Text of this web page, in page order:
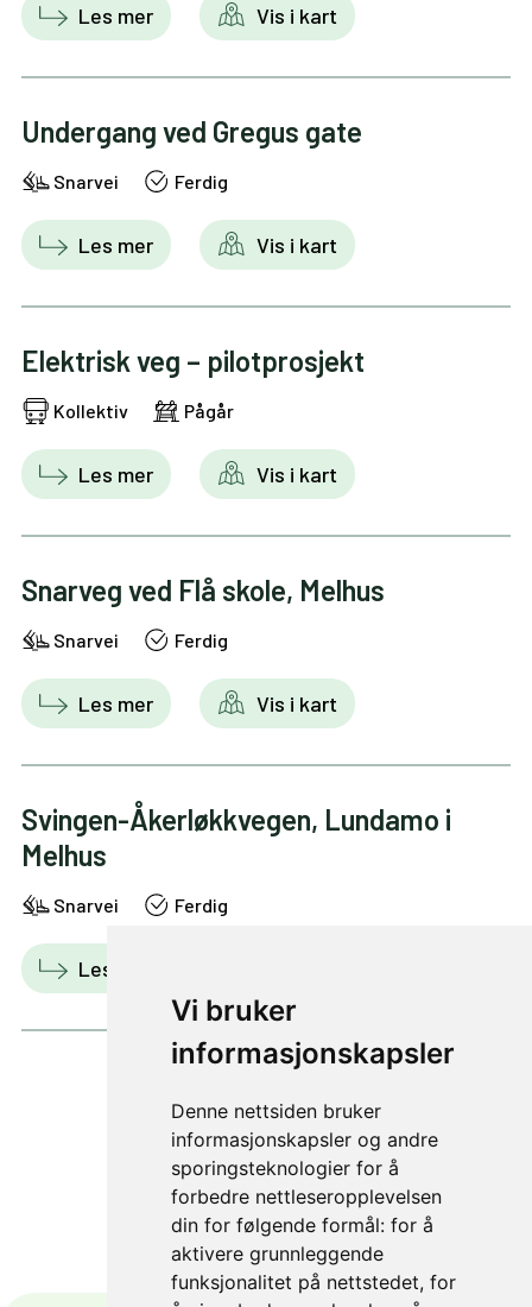
Vi bruker
informasjonskapsler
Denne nettsiden bruker
informasjonskapsler og andre
sporingsteknologier for å
forbedre nettleseropplevelsen
din for følgende formål: for å
aktivere grunnleggende
funksjonalitet på nettstedet, for
Les mer Vis i kart
Undergang ved Gregus gate
Snarvei Ferdig
Les mer Vis i kart
Elektrisk veg – pilotprosjekt
Kollektiv Pågår
Les mer Vis i kart
Snarveg ved Flå skole, Melhus
Snarvei Ferdig
Les mer Vis i kart
Svingen-Åkerløkkvegen, Lundamo i
Melhus
Snarvei Ferdig
Les mer
1 av 21